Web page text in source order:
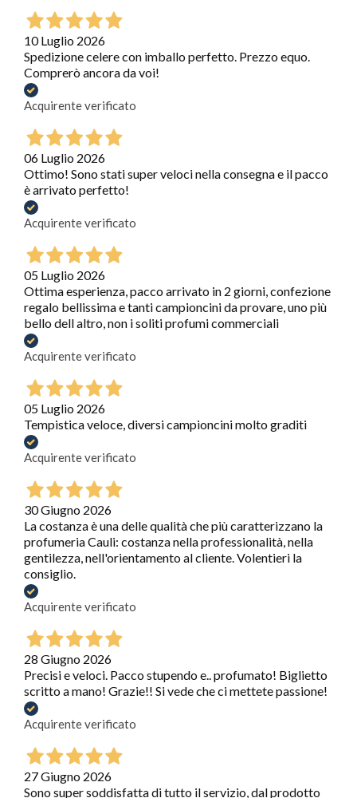
10 Luglio 2026
Spedizione celere con imballo perfetto. Prezzo equo.
Comprerò ancora da voi!
Acquirente verificato
06 Luglio 2026
Ottimo! Sono stati super veloci nella consegna e il pacco
è arrivato perfetto!
Acquirente verificato
05 Luglio 2026
Ottima esperienza, pacco arrivato in 2 giorni, confezione
regalo bellissima e tanti campioncini da provare, uno più
bello dell altro, non i soliti profumi commerciali
Acquirente verificato
05 Luglio 2026
Tempistica veloce, diversi campioncini molto graditi
Acquirente verificato
30 Giugno 2026
La costanza è una delle qualità che più caratterizzano la
profumeria Cauli: costanza nella professionalità, nella
gentilezza, nell'orientamento al cliente. Volentieri la
consiglio.
Acquirente verificato
28 Giugno 2026
Precisi e veloci. Pacco stupendo e.. profumato! Biglietto
scritto a mano! Grazie!! Si vede che ci mettete passione!
Acquirente verificato
27 Giugno 2026
Sono super soddisfatta di tutto il servizio, dal prodotto